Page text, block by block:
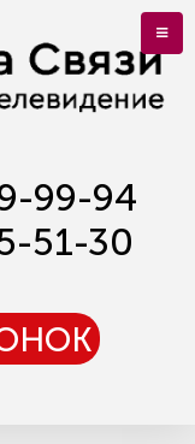
99-94
51-30